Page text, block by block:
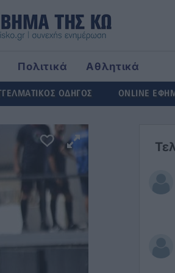
Πολιτικά
Αθλητικά
ΟΔΗΓΟΣ ONLINE